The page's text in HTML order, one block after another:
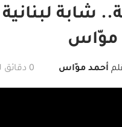
شابة
موّاس
أحمد موّاس 0 دقائق للقراءة